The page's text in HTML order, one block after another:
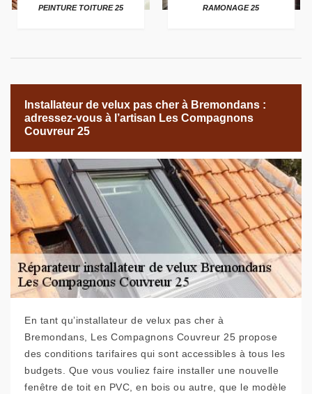
PEINTURE TOITURE 25 RAMONAGE 25
Installateur de velux pas cher à Bremondans :
adressez-vous à l’artisan Les Compagnons
Couvreur 25
En tant qu’installateur de velux pas cher à
Bremondans, Les Compagnons Couvreur 25 propose
des conditions tarifaires qui sont accessibles à tous les
budgets. Que vous vouliez faire installer une nouvelle
fenêtre de toit en PVC, en bois ou autre, que le modèle